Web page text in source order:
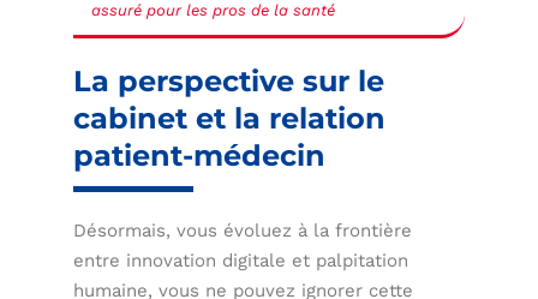
assuré pour les pros de la santé
La perspective sur le
cabinet et la relation
patient-médecin
Désormais, vous évoluez à la frontière
entre innovation digitale et palpitation
humaine, vous ne pouvez ignorer cette